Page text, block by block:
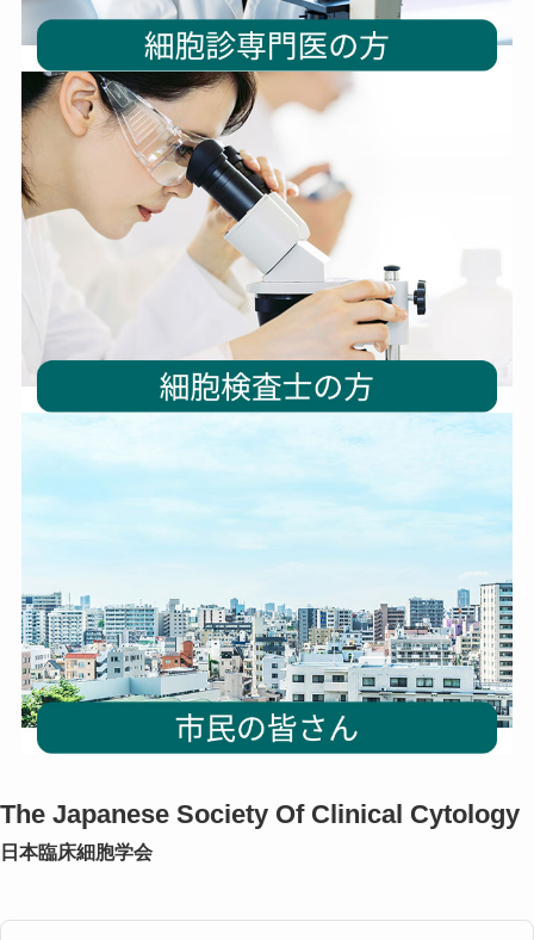
The Japanese Society Of Clinical Cytology
日本臨床細胞学会